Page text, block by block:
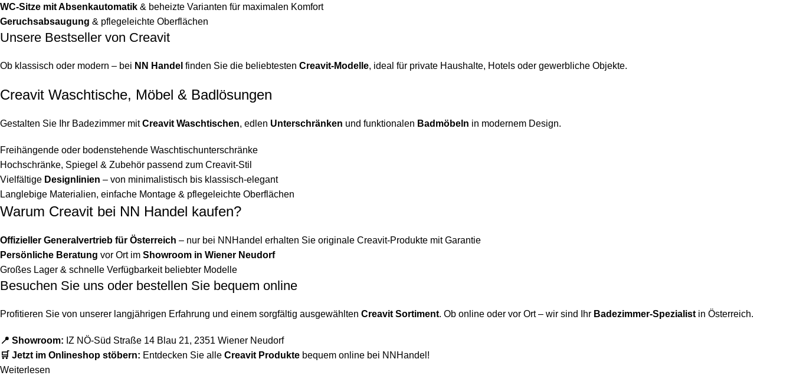
WC-Sitze mit Absenkautomatik & beheizte Varianten für maximalen Komfort
Geruchsabsaugung & pflegeleichte Oberflächen
Unsere Bestseller von Creavit
Ob klassisch oder modern – bei NN Handel finden Sie die beliebtesten Creavit-Modelle, ideal für private Haushalte, Hotels oder gewerbliche Objekte.
Creavit Waschtische, Möbel & Badlösungen
Gestalten Sie Ihr Badezimmer mitCreavit Waschtischen, edlen Unterschränken und funktionalen Badmöbeln in modernem Design.
Freihängende oder bodenstehende Waschtischunterschränke
Hochschränke, Spiegel & Zubehör passend zum Creavit-Stil
Vielfältige Designlinien – von minimalistisch bis klassisch-elegant
Langlebige Materialien, einfache Montage & pflegeleichte Oberflächen
Warum Creavit bei NN Handel kaufen?
Offizieller Generalvertrieb für Österreich – nur bei NNHandel erhalten Sie originale Creavit-Produkte mit Garantie
Persönliche Beratung vor Ort im Showroom in Wiener Neudorf
Großes Lager & schnelle Verfügbarkeit beliebter Modelle
Besuchen Sie uns oder bestellen Sie bequem online
Profitieren Sie von unserer langjährigen Erfahrung und einem sorgfältig ausgewählten Creavit Sortiment. Ob online oder vor Ort – wir sind Ihr Badezimmer-Spezialist in Österreich.
📍 Showroom: IZ NÖ-Süd Straße 14 Blau 21, 2351 Wiener Neudorf
🛒 Jetzt im Onlineshop stöbern: Entdecken Sie alle Creavit Produkte bequem online bei NNHandel!
Weiterlesen